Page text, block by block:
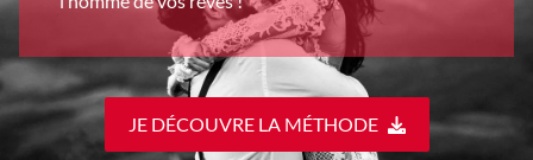
JE DÉCOUVRE LA MÉTHODE